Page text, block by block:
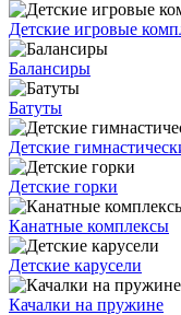
Детские игровые
Балансиры
Батуты
Детские
Детские горки
Канатные комплексы
Детские карусели
Качалки на пружине